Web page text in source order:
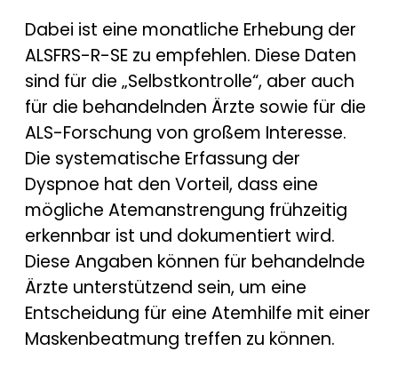
Dabei ist eine monatliche Erhebung der
ALSFRS-R-SE zu empfehlen. Diese Daten
sind für die „Selbstkontrolle“, aber auch
für die behandelnden Ärzte sowie für die
ALS-Forschung von großem Interesse.
Die systematische Erfassung der
Dyspnoe hat den Vorteil, dass eine
mögliche Atemanstrengung frühzeitig
erkennbar ist und dokumentiert wird.
Diese Angaben können für behandelnde
Ärzte unterstützend sein, um eine
Entscheidung für eine Atemhilfe mit einer
Maskenbeatmung treffen zu können.